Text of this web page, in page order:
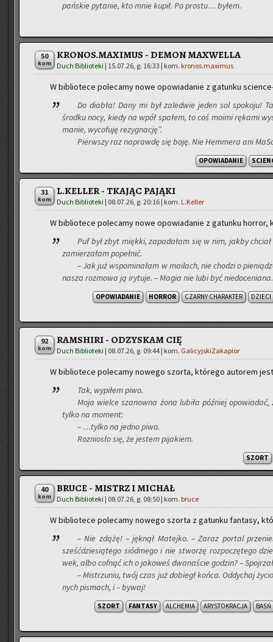
pań­skie py­ta­nie, kto mnie kupił. Po pro­stu… byłem.
50
kom
KRONOS.MAXIMUS - DEMON MAXWELLA
Duch Biblioteki | 15.07.26, g. 16:33 | kom. kronos.maximus
W bi­blio­te­ce po­le­ca­my nowe opo­wia­da­nie z ga­tun­ku
Do dia­bła! Dany mi był za­le­d­wie jeden sol spo­ko­ju!
środ­ku nocy, kiedy na wpół spa­łem, to coś moimi rę­ka­mi
ma­nie, wy­co­fu­ję re­zy­gna­cję”.
Pierw­szy raz na­praw­dę się boję. Nie Hem­me­ra ani
OPOWIADANIE
31
kom
L.KELLER - TKAJĄC PAJĄKI
Duch Biblioteki | 08.07.26, g. 20:16 | kom. L.Keller
W bi­blio­te­ce po­le­ca­my nowe opo­wia­da­nie z ga­tun­ku
Puf był zbyt mięk­ki, za­pa­da­łam się w nim, jakby
za­mie­rza­łam po­peł­nić.
– Jak już wspo­mi­na­łam w ma­ilach, nie cho­dzi o
nasza roz­mo­wa ją iry­tu­je. – Magia nie lubi być
OPOWIADANIE HORROR CZARNY CHARAKTER DZIECI
92
kom
RAMSHIRI - ODZYSKAM CIĘ
Duch Biblioteki | 08.07.26, g. 09:44 | kom. GalicyjskiZakapior
W bi­blio­te­ce po­le­ca­my no­we­go szor­ta, któ­re­go au­to­rem
Tak, wy­pi­łem piwo.
Moja wiel­ce sza­now­na żona lu­bi­ła póź­niej
tylko na mo­ment:
– …tylko na jedno piwo.
Roz­nio­sło się, że je­stem pi­ja­kiem.
SZORT
40
kom
BRUCE - MISTRZ I MICHAŁ
Duch Biblioteki | 08.07.26, g. 08:50 | kom. bruce
W bi­blio­te­ce po­le­ca­my no­we­go szor­ta z ga­tun­ku fan­ta­sy,
– Nie zdążę! – jęk­nął Ma­tej­ko. – Zaraz por­tal
sześć­dzie­sią­te­go siód­me­go i nie stwo­rzę roz­po­czę­te­go
wek, albo cof­nąć ich o ja­ko­weś dwa­na­ście go­dzin? –
– Mi­strzu­niu, twój czas już do­biegł końca. Od­dy­chaj
nych pi­smach, i – bywaj!
SZORT FANTASY ALCHEMIA ARYSTOKRACJA BAŚŃ